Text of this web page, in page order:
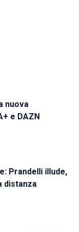
nuova
e DAZN
Prandelli illude,
distanza